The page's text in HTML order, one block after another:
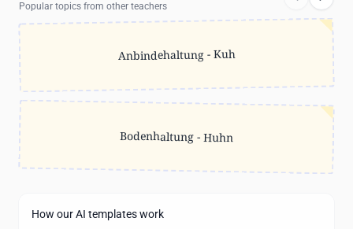
Popular topics from other teachers
Anbindehaltung - Kuh
Bodenhaltung - Huhn
How our AI templates work